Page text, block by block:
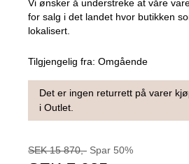
Vi ønsker å understreke at våre
for salg i det landet hvor butikken
lokalisert.
Tilgjengelig fra: Omgående
Det er ingen returrett på varer
i Outlet.
SEK 15 870,- Spar 50%